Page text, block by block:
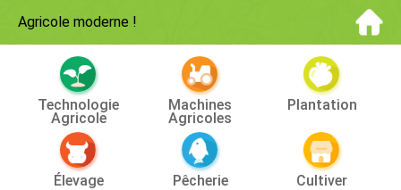
Agricole moderne !
Technologie
Agricole
Machines
Agricoles
Plantation
Élevage Pêcherie
Cultiver